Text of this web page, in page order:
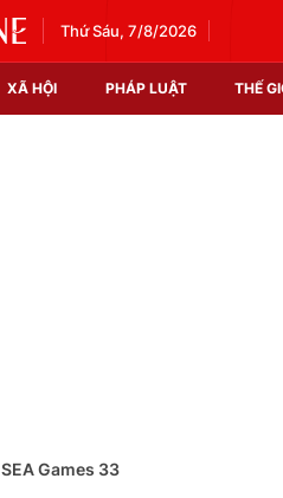
Thứ Sáu, 7/8/2026
XÃ HỘI PHÁP LUẬT THẾ
SEA Games 33